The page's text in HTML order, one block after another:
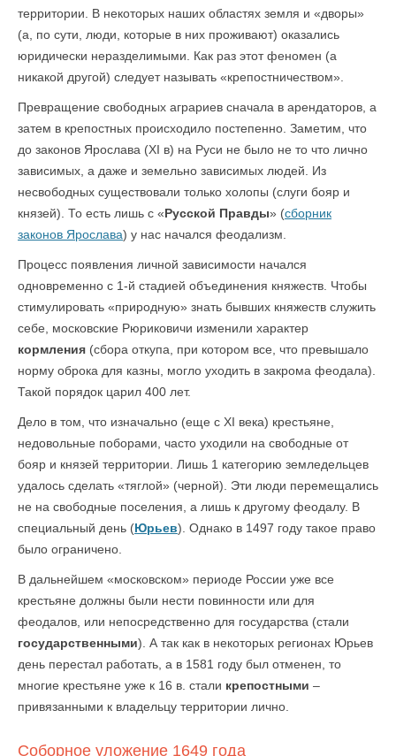
территории. В некоторых наших областях земля и «дворы»
(а, по сути, люди, которые в них проживают) оказались
юридически неразделимыми. Как раз этот феномен (а
никакой другой) следует называть «крепостничеством».
Превращение свободных аграриев сначала в арендаторов, а
затем в крепостных происходило постепенно. Заметим, что
до законов Ярослава (XI в) на Руси не было не то что лично
зависимых, а даже и земельно зависимых людей. Из
несвободных существовали только холопы (слуги бояр и
князей). То есть лишь с «Русской Правды» (сборник
законов Ярослава) у нас начался феодализм.
Процесс появления личной зависимости начался
одновременно с 1-й стадией объединения княжеств. Чтобы
стимулировать «природную» знать бывших княжеств служить
себе, московские Рюриковичи изменили характер
кормления (сбора откупа, при котором все, что превышало
норму оброка для казны, могло уходить в закрома феодала).
Такой порядок царил 400 лет.
Дело в том, что изначально (еще с XI века) крестьяне,
недовольные поборами, часто уходили на свободные от
бояр и князей территории. Лишь 1 категорию земледельцев
удалось сделать «тяглой» (черной). Эти люди перемещались
не на свободные поселения, а лишь к другому феодалу. В
специальный день (Юрьев). Однако в 1497 году такое право
было ограничено.
В дальнейшем «московском» периоде России уже все
крестьяне должны были нести повинности или для
феодалов, или непосредственно для государства (стали
государственными). А так как в некоторых регионах Юрьев
день перестал работать, а в 1581 году был отменен, то
многие крестьяне уже к 16 в. стали крепостными –
привязанными к владельцу территории лично.
Соборное уложение 1649 года